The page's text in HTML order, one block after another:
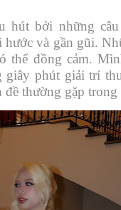
hút bởi những câu
hước và gần gũi.
thể đồng cảm.
giây phút giải trí
thường gặp trong